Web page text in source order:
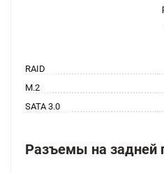
RAID
M.2
SATA 3.0
Разъемы на задней